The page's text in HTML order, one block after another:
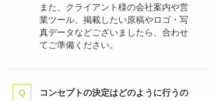
また、クライアント様の会社案内や営
業ツール、掲載したい原稿やロゴ・写
真データなどございましたら、合わせ
てご準備ください。
コンセプトの決定はどのように行うの